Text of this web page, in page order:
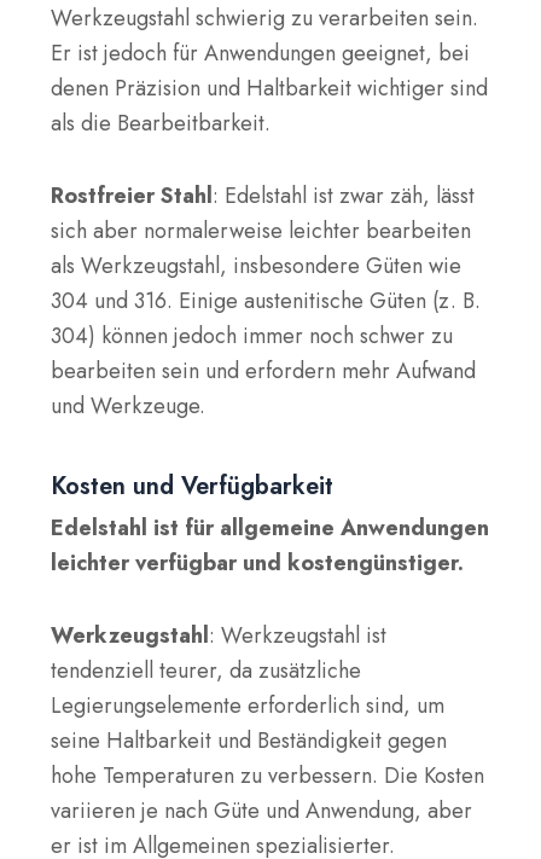
Werkzeugstahl schwierig zu verarbeiten sein.
Er ist jedoch für Anwendungen geeignet, bei
denen Präzision und Haltbarkeit wichtiger sind
als die Bearbeitbarkeit.
Rostfreier Stahl: Edelstahl ist zwar zäh, lässt
sich aber normalerweise leichter bearbeiten
als Werkzeugstahl, insbesondere Güten wie
304 und 316. Einige austenitische Güten (z. B.
304) können jedoch immer noch schwer zu
bearbeiten sein und erfordern mehr Aufwand
und Werkzeuge.
Kosten und Verfügbarkeit
Edelstahl ist für allgemeine Anwendungen
leichter verfügbar und kostengünstiger.
Werkzeugstahl: Werkzeugstahl ist
tendenziell teurer, da zusätzliche
Legierungselemente erforderlich sind, um
seine Haltbarkeit und Beständigkeit gegen
hohe Temperaturen zu verbessern. Die Kosten
variieren je nach Güte und Anwendung, aber
er ist im Allgemeinen spezialisierter.